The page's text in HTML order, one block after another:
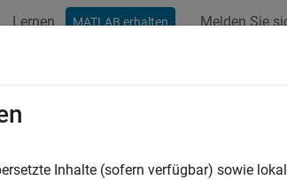
Lernen MATLAB erhalten Melden Sie
information collected during simulation
Inhalte (sofern verfügbar) sowie